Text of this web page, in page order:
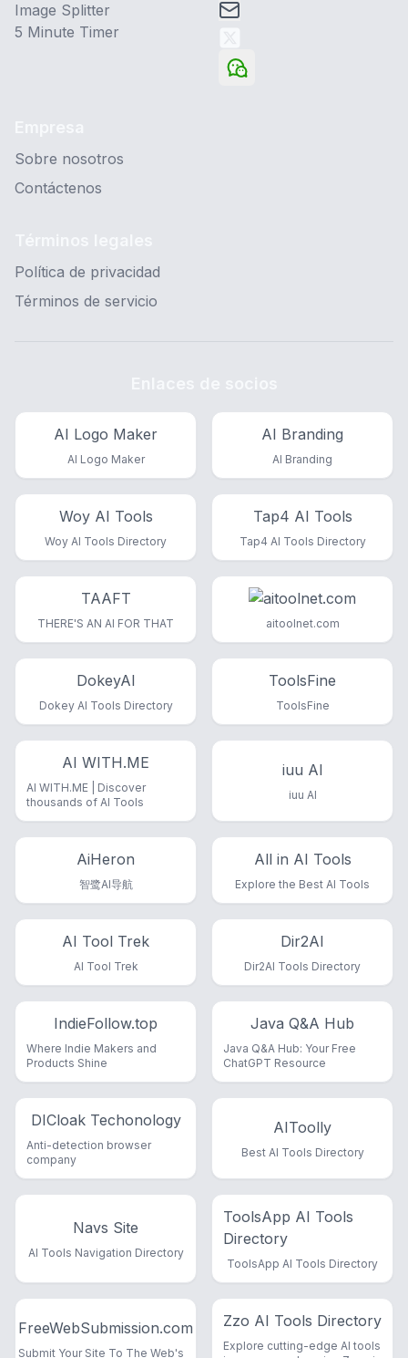
Image Splitter
5 Minute Timer
Sobre nosotros
Contáctenos
Política de privacidad
Términos de servicio
AI Logo Maker
AI Logo Maker
AI Branding
AI Branding
Woy AI Tools
Woy AI Tools Directory
Tap4 AI Tools
Tap4 AI Tools Directory
TAAFT
THERE'S AN AI FOR THAT aitoolnet.com
DokeyAI
Dokey AI Tools Directory
ToolsFine
ToolsFine
AI WITH.ME
AI WITH.ME | Discover
thousands of AI Tools
iuu AI
iuu AI
AiHeron
智鹭AI导航
All in AI Tools
Explore the Best AI Tools
AI Tool Trek
AI Tool Trek
Dir2AI
Dir2AI Tools Directory
IndieFollow.top
Where Indie Makers and
Products Shine
Java Q&A Hub
Java Q&A Hub: Your Free
ChatGPT Resource
DICloak Techonology
Anti-detection browser
company
AIToolly
Best AI Tools Directory
Navs Site
AI Tools Navigation Directory
ToolsApp AI Tools
Directory
ToolsApp AI Tools Directory
FreeWebSubmission.com
Submit Your Site To The Web's
Zzo AI Tools Directory
Explore cutting-edge AI tools